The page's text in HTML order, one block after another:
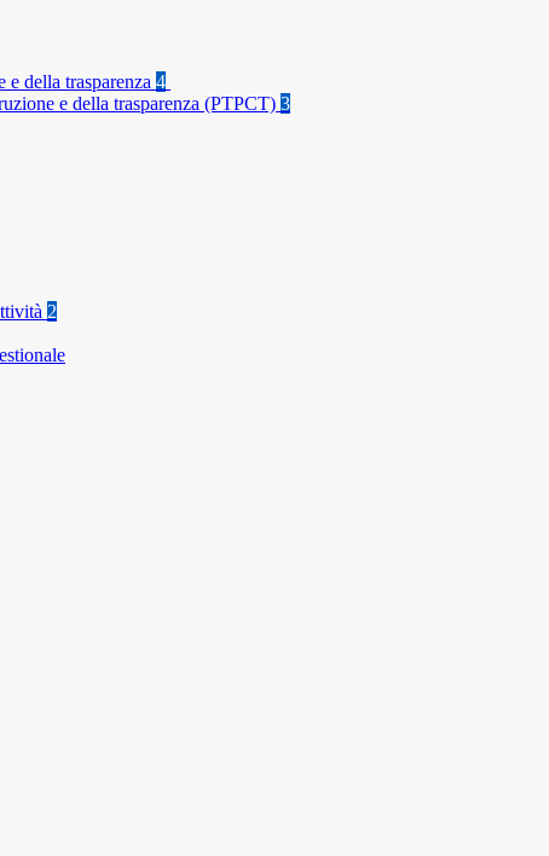
della trasparenza 4
e della trasparenza (PTPCT) 3
2